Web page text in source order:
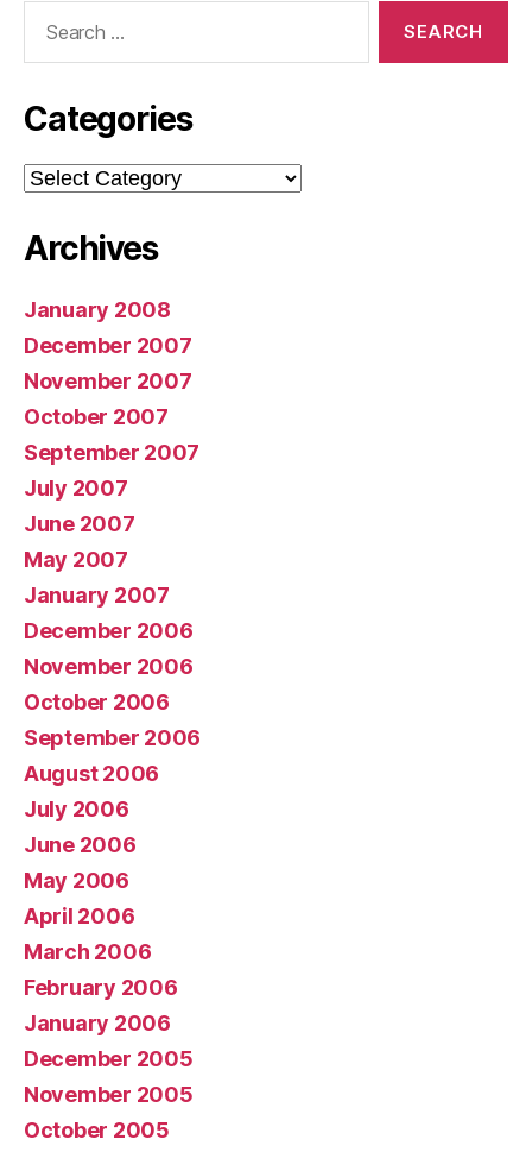
Categories
Categories
Archives
January 2008
December 2007
November 2007
October 2007
September 2007
July 2007
June 2007
May 2007
January 2007
December 2006
November 2006
October 2006
September 2006
August 2006
July 2006
June 2006
May 2006
April 2006
March 2006
February 2006
January 2006
December 2005
November 2005
October 2005